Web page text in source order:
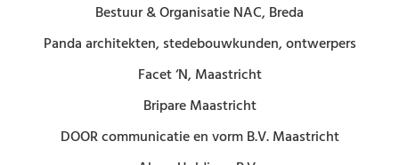
Bestuur & Organisatie NAC, Breda
Panda architekten, stedebouwkunden, ontwerpers
Facet ‘N, Maastricht
Bripare Maastricht
DOOR communicatie en vorm B.V. Maastricht